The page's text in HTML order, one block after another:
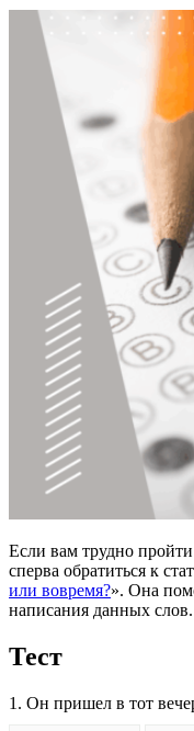
Если вам трудно
сперва обратиться к
или вовремя?». Она
написания данных слов.
Тест
Он пришел в тот